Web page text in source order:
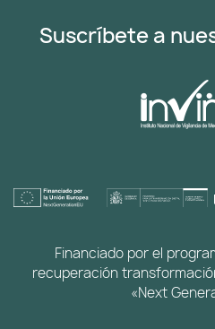
Suscríbete a
Financiado por el
recuperación
«Next